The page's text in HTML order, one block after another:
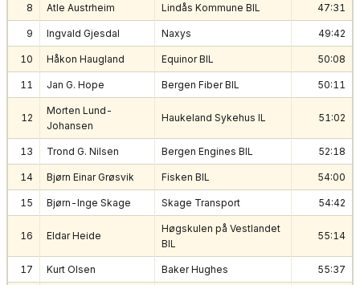
8 Atle Austrheim Lindås Kommune BIL 47:31
9 Ingvald Gjesdal Naxys 49:42
10 Håkon Haugland Equinor BIL 50:08
11 Jan G. Hope Bergen Fiber BIL 50:11
12
Morten Lund-
Johansen
Haukeland Sykehus IL 51:02
13 Trond G. Nilsen Bergen Engines BIL 52:18
14 Bjørn Einar Grøsvik Fisken BIL 54:00
15 Bjørn-Inge Skage Skage Transport 54:42
16 Eldar Heide
Høgskulen på Vestlandet
BIL
55:14
17 Kurt Olsen Baker Hughes 55:37